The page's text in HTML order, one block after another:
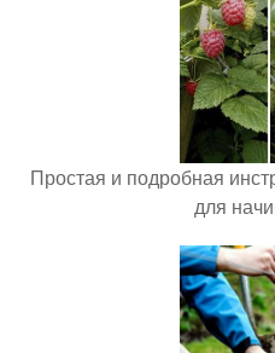
Простая и подробная
для